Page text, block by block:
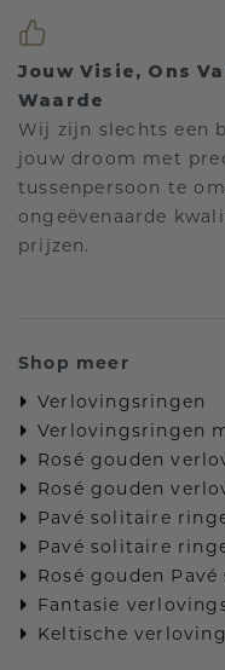
Jouw Visie, Ons
Waarde
Wij zijn slechts een
jouw droom met
tussenpersoon te
ongeëvenaarde
prijzen.
Shop meer
Verlovingsringen
Verlovingsringen
Rosé gouden
Rosé gouden
Pavé solitaire
Pavé solitaire
Rosé gouden
Fantasie
Keltische